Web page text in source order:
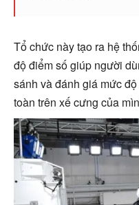
Tổ chức này tạo ra hệ
độ điểm số giúp người
sánh và đánh giá mức
toàn trên xế cưng của